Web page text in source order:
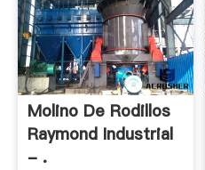
Molino De Rodillos
Raymond Industrial
- .